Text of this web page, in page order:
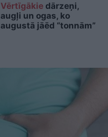
Vērtīgākiedārzeņi,
augļi un ogas, ko
augustā jāēd “tonnām”